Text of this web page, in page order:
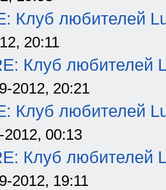
Клуб любителей
20:11
Клуб любителей
2012, 20:21
Клуб любителей
2012, 00:13
Клуб любителей
2012, 19:11